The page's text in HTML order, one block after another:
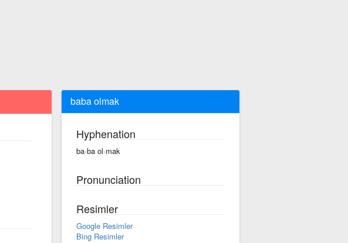
baba olmak
Hyphenation
ba·ba ol·mak
Pronunciation
Resimler
Google Resimler
Bing Resimler